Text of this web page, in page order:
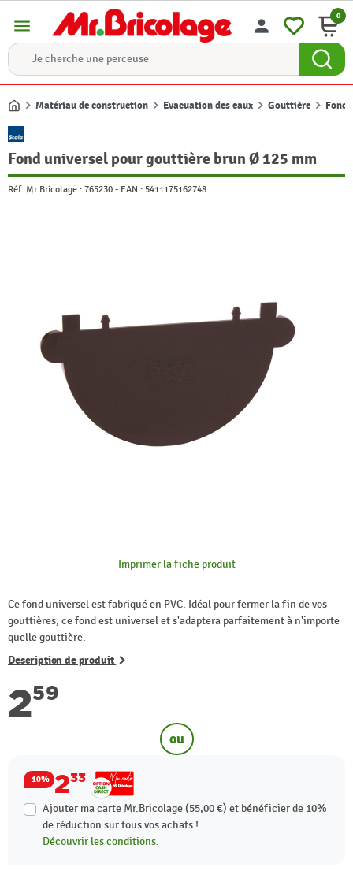
menu person 0
Accueil
Matériau de construction Evacuation des eaux Gouttière Fond
Fond universel pour gouttière brun Ø 125 mm
Réf. Mr Bricolage : 765230 - EAN : 5411175162748
Imprimer la fiche produit
Ce fond universel est fabriqué en PVC. Idéal pour fermer la fin de vos
gouttières, ce fond est universel et s'adaptera parfaitement à n'importe
quelle gouttière.
Description de produit
259
ou
-10% 233
Ajouter ma carte Mr.Bricolage (55,00 €) et bénéficier de 10%
de réduction sur tous vos achats !
Découvrir les conditions.